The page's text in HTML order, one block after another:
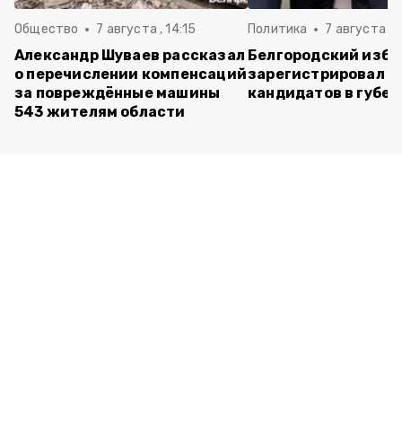
Общество 7 августа , 14:15
Александр Шуваев рассказал
о перечислении компенсаций
за повреждённые машины
543 жителям области
Политика 7 августа ,
Белгородский
зарегистрировал
кандидатов в